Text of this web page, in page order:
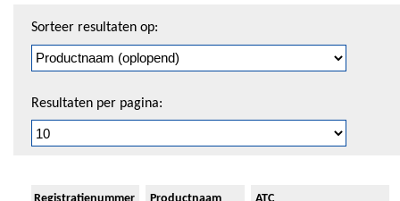
pagineren
Sorteer resultaten op:
Resultaten per pagina: